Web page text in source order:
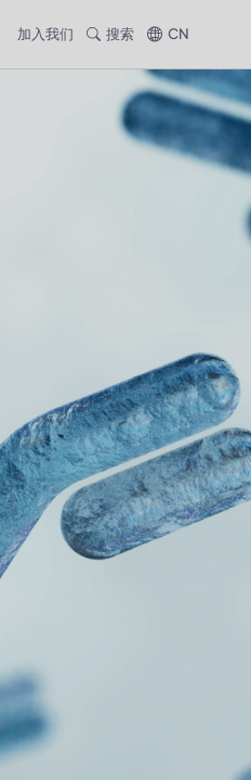
加入我们 搜索 CN